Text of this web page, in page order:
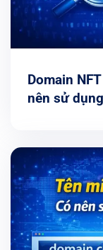
Domain
nên sử